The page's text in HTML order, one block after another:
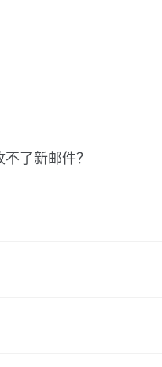
了新邮件？